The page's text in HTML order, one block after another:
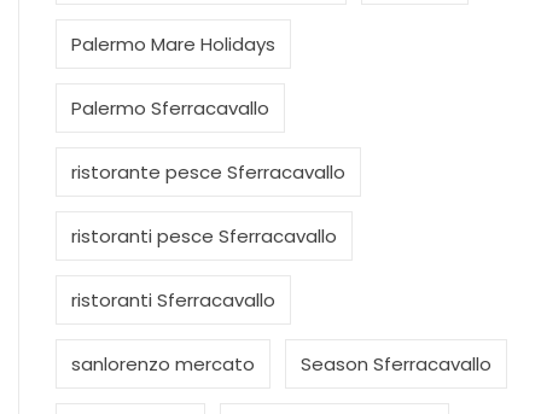
Palermo Mare Holidays
Palermo Sferracavallo
ristorante pesce Sferracavallo
ristoranti pesce Sferracavallo
ristoranti Sferracavallo
sanlorenzo mercato Season Sferracavallo